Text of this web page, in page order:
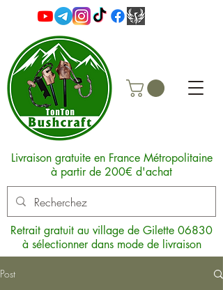
Livraison gratuite en France Métropolitaine
à partir de 200€ d'achat
Retrait gratuit au village de Gilette 06830
à sélectionner dans mode de livraison
Post